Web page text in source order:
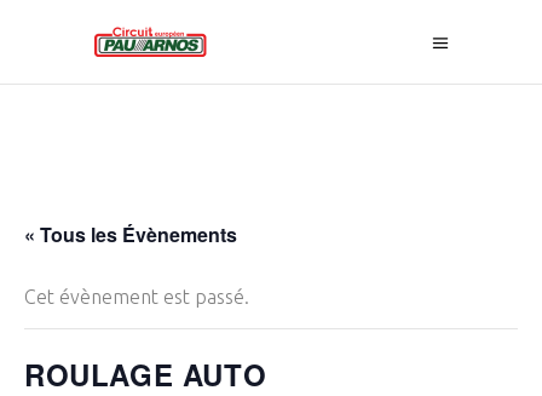
« Tous les Évènements
Cet évènement est passé.
ROULAGE AUTO